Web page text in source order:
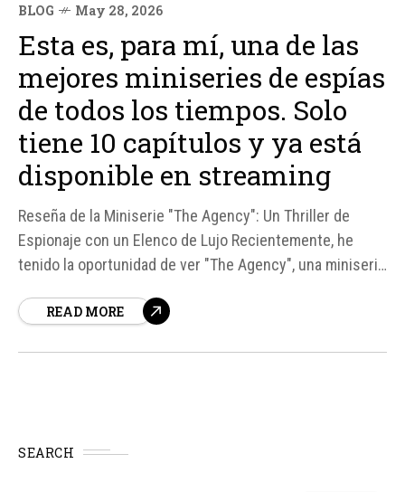
BLOG May 28, 2026
Esta es, para mí, una de las
mejores miniseries de espías
de todos los tiempos. Solo
tiene 10 capítulos y ya está
disponible en streaming
Reseña de la Miniserie "The Agency": Un Thriller de
Espionaje con un Elenco de Lujo Recientemente, he
tenido la oportunidad de ver "The Agency", una miniserie
episodio. Con un elenco que incluye a Michael
READ MORE
SEARCH